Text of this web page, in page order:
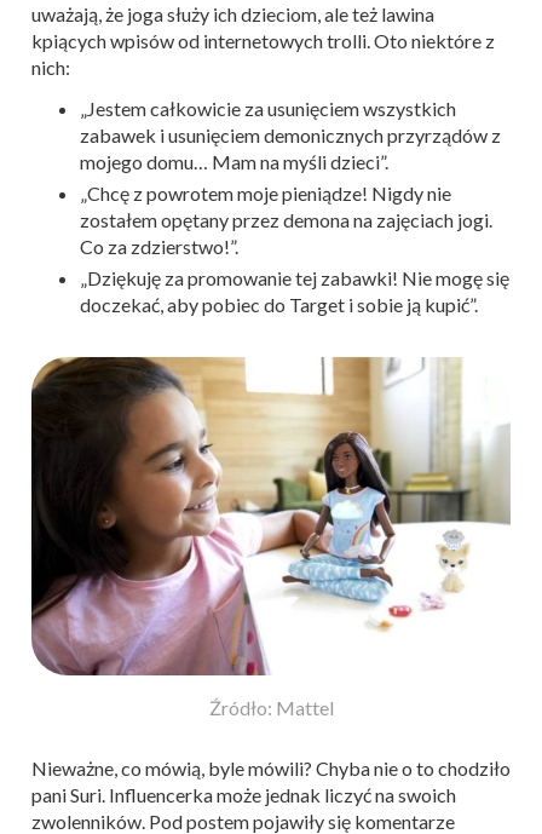
uważają, że joga służy ich dzieciom, ale też lawina
kpiących wpisów od internetowych trolli. Oto niektóre z
nich:
„Jestem całkowicie za usunięciem wszystkich
zabawek i usunięciem demonicznych przyrządów z
mojego domu… Mam na myśli dzieci”.
„Chcę z powrotem moje pieniądze! Nigdy nie
zostałem opętany przez demona na zajęciach jogi.
Co za zdzierstwo!”.
„Dziękuję za promowanie tej zabawki! Nie mogę się
doczekać, aby pobiec do Target i sobie ją kupić”.
Źródło: Mattel
Nieważne, co mówią, byle mówili? Chyba nie o to chodziło
pani Suri. Influencerka może jednak liczyć na swoich
zwolenników. Pod postem pojawiły się komentarze